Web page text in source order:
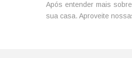
Após entender mais
sua casa. Aproveite